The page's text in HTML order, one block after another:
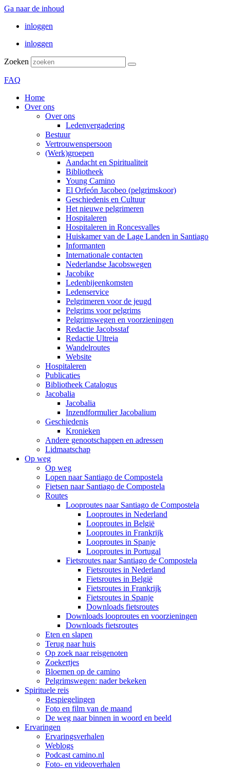
Ga naar de inhoud
inloggen
inloggen
Zoeken
FAQ
Home
Over ons
Over ons
Ledenvergadering
Bestuur
Vertrouwenspersoon
(Werk)groepen
Aandacht en Spiritualiteit
Bibliotheek
Young Camino
El Orfeón Jacobeo (pelgrimskoor)
Geschiedenis en Cultuur
Het nieuwe pelgrimeren
Hospitaleren
Hospitaleren in Roncesvalles
Huiskamer van de Lage Landen in Santiago
Informanten
Internationale contacten
Nederlandse Jacobswegen
Jacobike
Ledenbijeenkomsten
Ledenservice
Pelgrimeren voor de jeugd
Pelgrims voor pelgrims
Pelgrimswegen en voorzieningen
Redactie Jacobsstaf
Redactie Ultreia
Wandelroutes
Website
Hospitaleren
Publicaties
Bibliotheek Catalogus
Jacobalia
Jacobalia
Inzendformulier Jacobalium
Geschiedenis
Kronieken
Andere genootschappen en adressen
Lidmaatschap
Op weg
Op weg
Lopen naar Santiago de Compostela
Fietsen naar Santiago de Compostela
Routes
Looproutes naar Santiago de Compostela
Looproutes in Nederland
Looproutes in België
Looproutes in Frankrijk
Looproutes in Spanje
Looproutes in Portugal
Fietsroutes naar Santiago de Compostela
Fietsroutes in Nederland
Fietsroutes in België
Fietsroutes in Frankrijk
Fietsroutes in Spanje
Downloads fietsroutes
Downloads looproutes en voorzieningen
Downloads fietsroutes
Eten en slapen
Terug naar huis
Op zoek naar reisgenoten
Zoekertjes
Bloemen op de camino
Pelgrimswegen: nader bekeken
Spirituele reis
Bespiegelingen
Foto en film van de maand
De weg naar binnen in woord en beeld
Ervaringen
Ervaringsverhalen
Weblogs
Podcast camino.nl
Foto- en videoverhalen